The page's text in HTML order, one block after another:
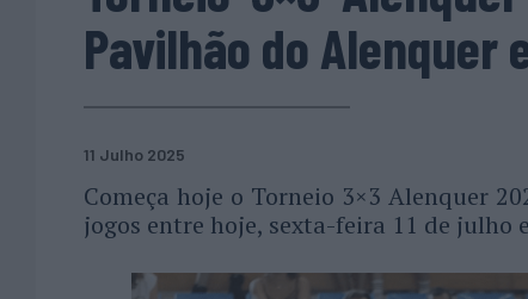
Pavilhão do Alenquer
11 Julho 2025
Começa hoje o Torneio 3×3 Alenquer
jogos entre hoje, sexta-feira 11 de julho